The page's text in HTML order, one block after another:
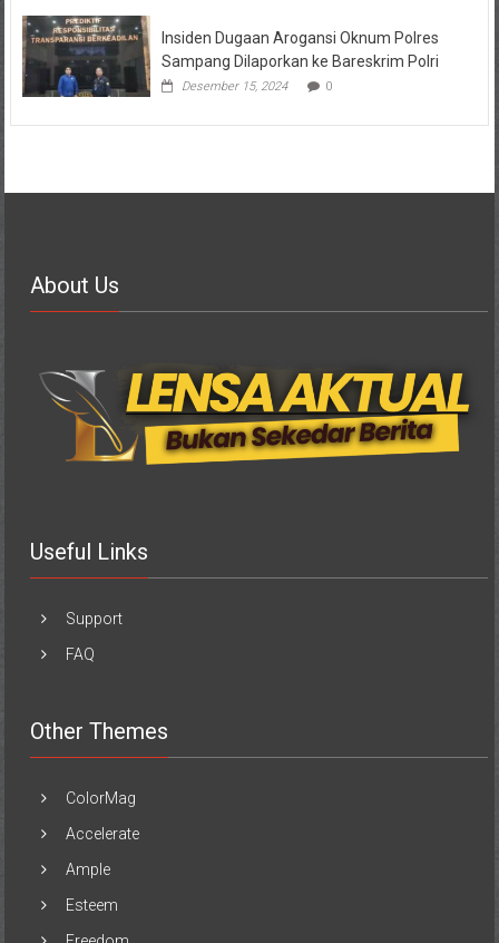
Insiden Dugaan Arogansi Oknum Polres
Sampang Dilaporkan ke Bareskrim Polri
Desember 15, 2024 0
About Us
Useful Links
Support
FAQ
Other Themes
ColorMag
Accelerate
Ample
Esteem